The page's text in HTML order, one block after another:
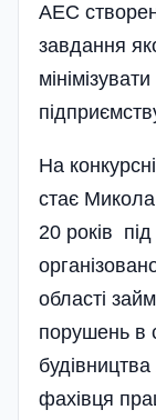
АЕС
завдання
На
стає
20 років
області
порушень в
фахівця